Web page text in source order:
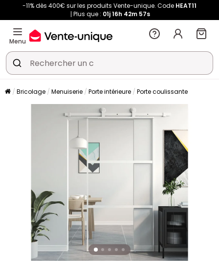
-11% dès 400€ sur les produits Vente-unique. Code HEAT11
Plus que : 01j16h 42m 57s
Menu
Bricolage Menuiserie Porte intérieure Porte coulissante